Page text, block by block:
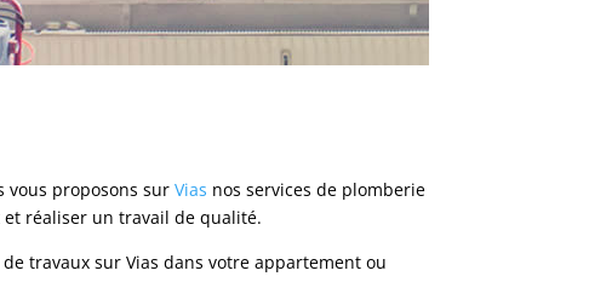
vous proposons sur Vias nos services de plomberie
réaliser un travail de qualité.
travaux sur Vias dans votre appartement ou